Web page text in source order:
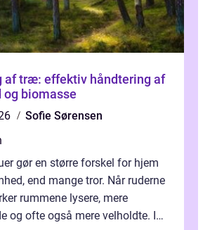
af træ: effektiv håndtering af
biomasse
Sofie Sørensen
gør en større forskel for hjem
end mange tror. Når ruderne
rummene lysere, mere
og ofte også mere velholdte. I